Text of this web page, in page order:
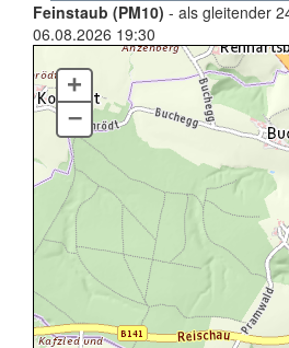
Feinstaub (PM10) - als gleitender
06.08.2026 19:30
+
–